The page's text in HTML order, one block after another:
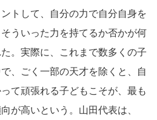
トして、自分の力で自分自身を
ういった力を持てるか否かが何
。実際に、これまで数多くの子
、ごく一部の天才を除くと、自
て頑張れる子どもこそが、最も
が高いという。山田代表は、